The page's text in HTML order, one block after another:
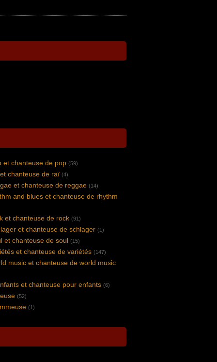
et chanteuse de pop (59)
chanteuse de raï (4)
et chanteuse de reggae (14)
and blues et chanteuse de rhythm
et chanteuse de rock (91)
et chanteuse de schlager (1)
et chanteuse de soul (15)
et chanteuse de variétés (147)
music et chanteuse de world music
et chanteuse pour enfants (6)
(52)
(1)